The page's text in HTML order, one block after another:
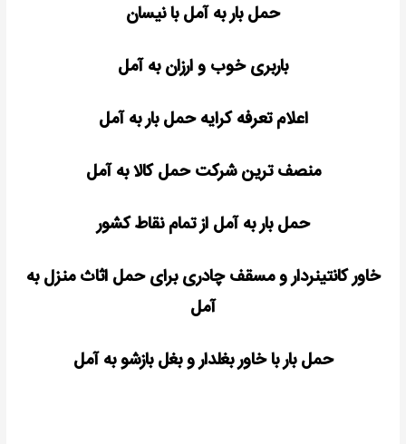
حمل بار به آمل با نیسان
باربری خوب و ارزان به آمل
اعلام تعرفه کرایه حمل بار به آمل
منصف ترین شرکت حمل کالا به آمل
حمل بار به آمل از تمام نقاط کشور
خاور کانتینردار و مسقف چادری برای حمل اثاث منزل به
آمل
حمل بار با خاور بغلدار و بغل بازشو به آمل